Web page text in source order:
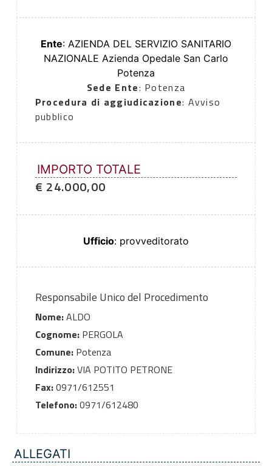
Ente: AZIENDA DEL SERVIZIO SANITARIO
NAZIONALE Azienda Opedale San Carlo
Potenza
Sede Ente: Potenza
Procedura di aggiudicazione: Avviso
pubblico
IMPORTO TOTALE
€ 24.000,00
Ufficio: provveditorato
Responsabile Unico del Procedimento
Nome:ALDO
Cognome:PERGOLA
Comune:Potenza
Indirizzo:VIA POTITO PETRONE
Fax:0971/612551
Telefono:0971/612480
ALLEGATI